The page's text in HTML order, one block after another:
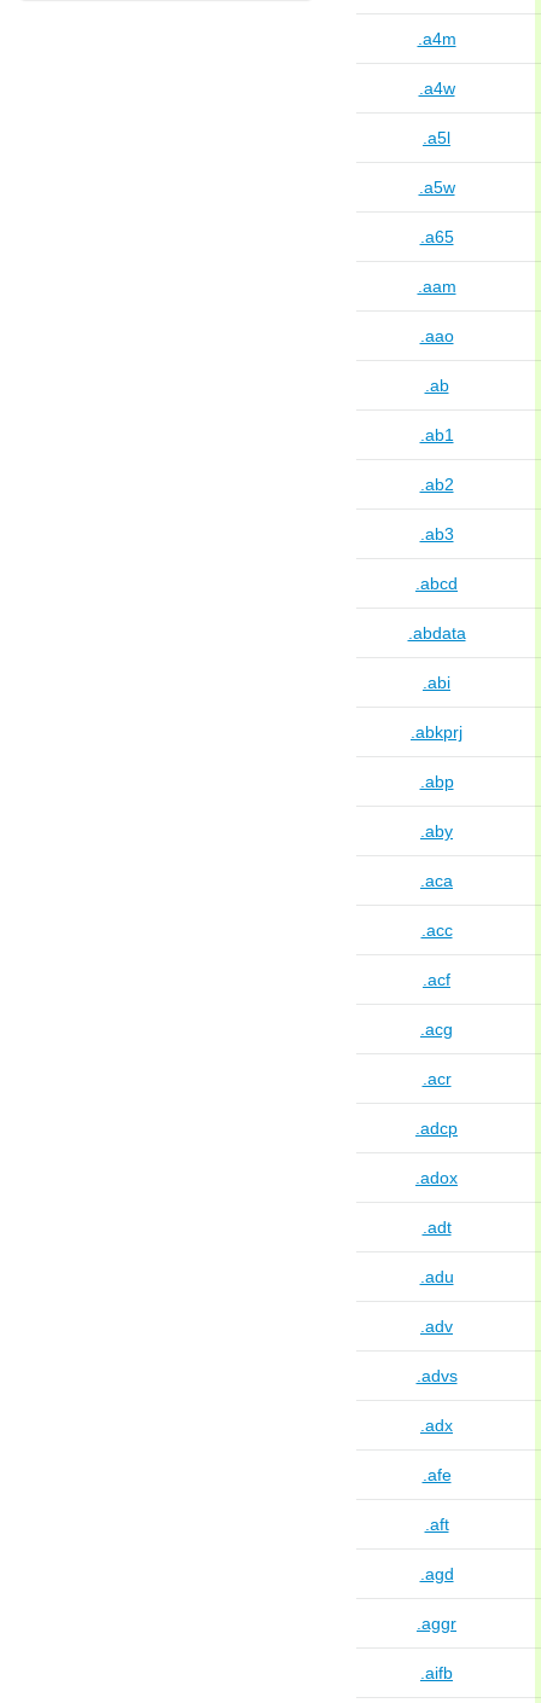
.a4m
.a4w
.a5l
.a5w
.a65
.aam
.aao
.ab
.ab1
.ab2
.ab3
.abcd
.abdata
.abi
.abkprj
.abp
.aby
.aca
.acc
.acf
.acg
.acr
.adcp
.adox
.adt
.adu
.adv
.advs
.adx
.afe
.aft
.agd
.aggr
.aifb